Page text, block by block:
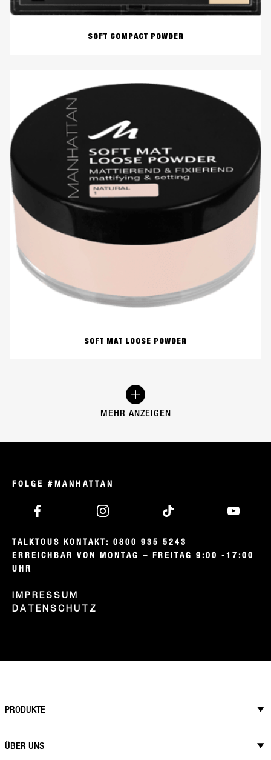
SOFT COMPACT POWDER
SOFT MAT LOOSE POWDER
MEHR ANZEIGEN
FOLGE #MANHATTAN
TALKTOUS KONTAKT: 0800 935 5243
ERREICHBAR VON MONTAG – FREITAG 9:00 -17:00
UHR
IMPRESSUM
DATENSCHUTZ
PRODUKTE
ÜBER UNS